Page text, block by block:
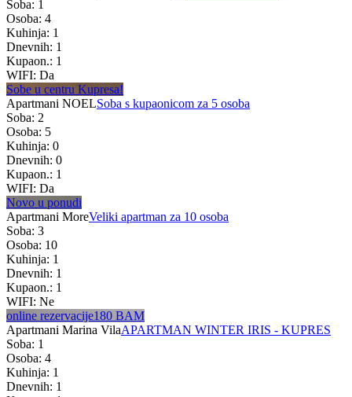
Soba: 1
Osoba: 4
Kuhinja: 1
Dnevnih: 1
Kupaon.: 1
WIFI: Da
Sobe u centru Kupresa!
Apartmani NOELSoba s kupaonicom za 5 osoba
Soba: 2
Osoba: 5
Kuhinja: 0
Dnevnih: 0
Kupaon.: 1
WIFI: Da
Novo u ponudi
Apartmani MoreVeliki apartman za 10 osoba
Soba: 3
Osoba: 10
Kuhinja: 1
Dnevnih: 1
Kupaon.: 1
WIFI: Ne
online rezervacije180 BAM
Apartmani Marina VilaAPARTMAN WINTER IRIS - KUPRES
Soba: 1
Osoba: 4
Kuhinja: 1
Dnevnih: 1